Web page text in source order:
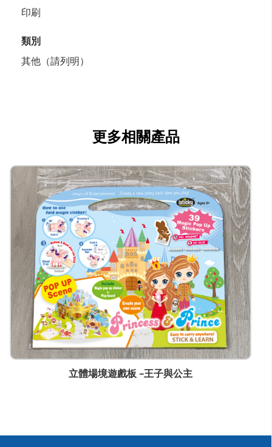
印刷
類別
其他（請列明）
wendy@ynw.com.hk
更多相關產品
立體場境遊戲板 -王子與公主